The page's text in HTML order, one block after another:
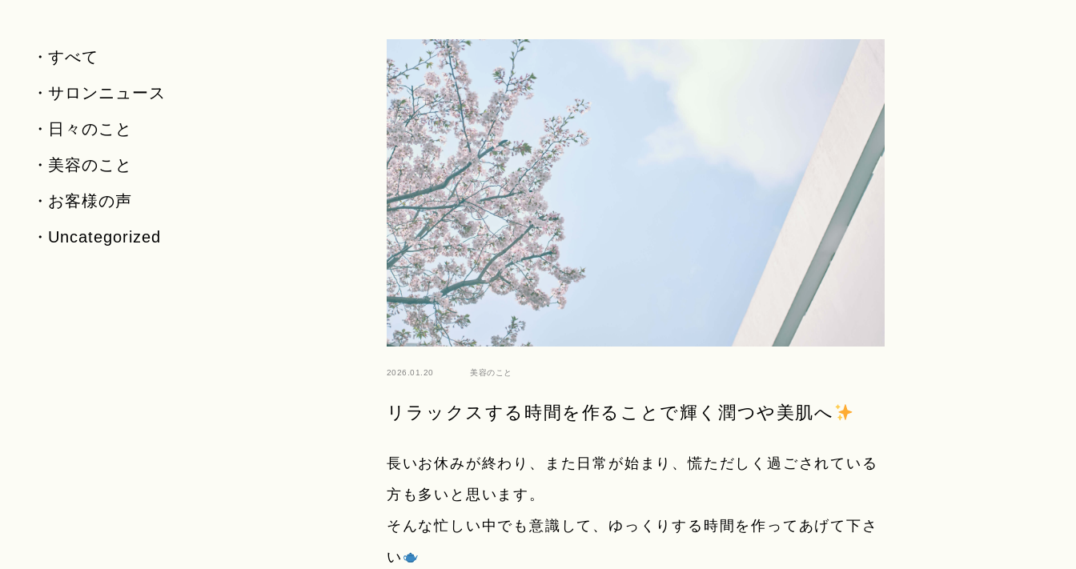
2026.01.20 美容のこと
リラックスする時間を作ることで輝く潤つや美肌へ
長いお休みが終わり、また日常が始まり、慌ただしく過ごされている
方も多いと思います。
そんな忙しい中でも意識して、ゆっくりする時間を作ってあげて下さ
い
すべて
サロンニュース
日々のこと
美容のこと
お客様の声
Uncategorized